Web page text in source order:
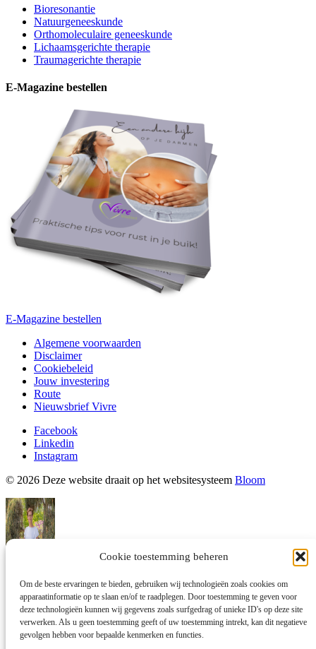
Cookie toestemming beheren
Om de beste ervaringen te bieden, gebruiken wij technologieën zoals cookies om
apparaatinformatie op te slaan en/of te raadplegen. Door toestemming te geven voor
deze technologieën kunnen wij gegevens zoals surfgedrag of unieke ID's op deze site
verwerken. Als u geen toestemming geeft of uw toestemming intrekt, kan dit negatieve
gevolgen hebben voor bepaalde kenmerken en functies.
Bioresonantie
Natuurgeneeskunde
Orthomoleculaire geneeskunde
Lichaamsgerichte therapie
Traumagerichte therapie
E-Magazine bestellen
E-Magazine bestellen
Algemene voorwaarden
Disclaimer
Cookiebeleid
Jouw investering
Route
Nieuwsbrief Vivre
Facebook
Linkedin
Instagram
© 2026 Deze website draait op het websitesysteem Bloom
Ik reageer zodra ik beschikbaar ben.
I will be back soon